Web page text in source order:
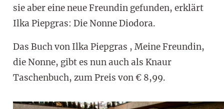
sie aber eine neue Freundin gefunden, erklärt
Ilka Piepgras: Die Nonne Diodora.
Das Buch von Ilka Piepgras , Meine Freundin,
die Nonne, gibt es nun auch als Knaur
Taschenbuch, zum Preis von € 8,99.